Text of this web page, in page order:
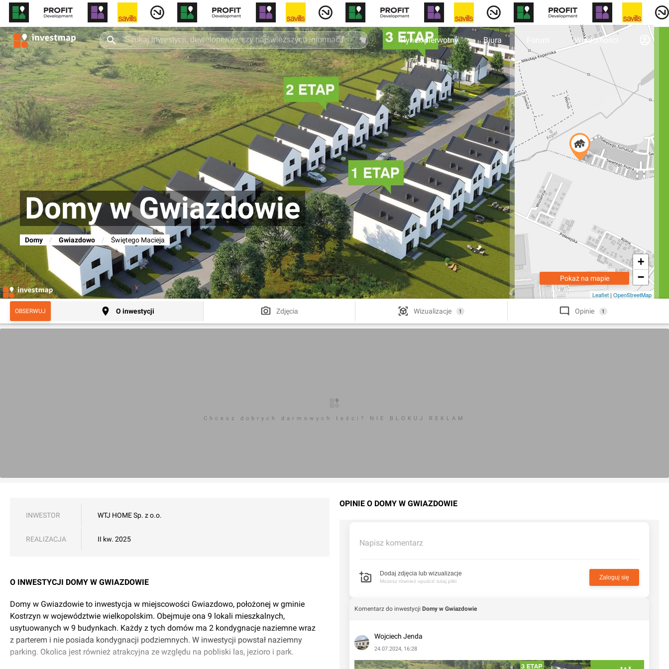
Rynek pierwotny Biura Wiadomości
Domy w Gwiazdowie
Domy / Gwiazdowo / Świętego Macieja
+
−
Leaflet | OpenStreetMap
Pokaż na mapie
OBSERWUJ O inwestycji Zdjęcia Wizualizacje 1 Opinie 1
Chcesz dobrych darmowych teści? NIE BLOKUJ REKLAM
INWESTOR WTJ HOME Sp. z o.o.
REALIZACJA II kw. 2025
O INWESTYCJI DOMY W GWIAZDOWIE
Domy w Gwiazdowie to inwestycja w miejscowości Gwiazdowo, położonej w gminie
Kostrzyn w województwie wielkopolskim. Obejmuje ona 9 lokali mieszkalnych,
usytuowanych w 9 budynkach. Każdy z tych domów ma 2 kondygnacje naziemne wraz
z parterem i nie posiada kondygnacji podziemnych. W inwestycji powstał naziemny
parking. Okolica jest również atrakcyjna ze względu na pobliski las, jezioro i park.
OPINIE O DOMY W GWIAZDOWIE
Napisz komentarz
Dodaj zdjęcia lub wizualizacje
Możesz również upuścić tutaj pliki
Zaloguj się
Komentarz do inwestycji Domy w Gwiazdowie
Wojciech Jenda
24.07.2024, 16:28